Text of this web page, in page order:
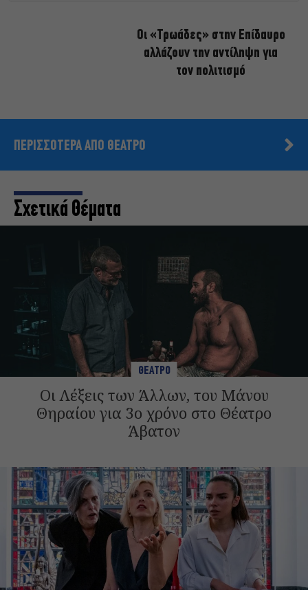
Οι «Τρωάδες» στην Επίδαυρο
αλλάζουν την αντίληψη για
τον πολιτισμό
ΠΕΡΙΣΣΟΤΕΡΑ ΑΠΟ ΘΕΑΤΡΟ
Σχετικά Θέματα
ΘΕΑΤΡΟ
Οι Λέξεις των Άλλων, του Μάνου
Θηραίου για 3ο χρόνο στο Θέατρο
Άβατον